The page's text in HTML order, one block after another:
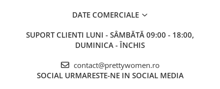
DATE COMERCIALE
SUPORT CLIENTI LUNI - SÂMBĂTĂ 09:00 - 18:00,
DUMINICA - ÎNCHIS
contact@prettywomen.ro
SOCIAL URMARESTE-NE IN SOCIAL MEDIA